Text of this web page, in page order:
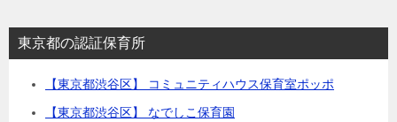
東京都の認証保育所
【東京都渋谷区】 コミュニティハウス保育室ポッポ
【東京都渋谷区】 なでしこ保育園